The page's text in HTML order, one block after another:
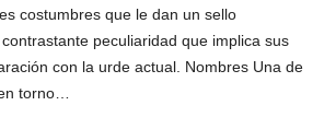
costumbres que le dan un sello
peculiaridad que implica sus
con la urde actual. Nombres Una de
torno…